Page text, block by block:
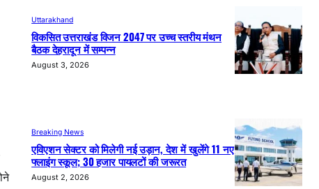
Uttarakhand
विकसित उत्तराखंड विजन 2047 पर उच्च स्तरीय मंथन
बैठक देहरादून में सम्पन्न
August 3, 2026
Breaking News
एविएशन सेक्टर को मिलेगी नई उड़ान, देश में खुलेंगे 11 नए
फ्लाइंग स्कूल; 30 हजार पायलटों की जरूरत
August 2, 2026